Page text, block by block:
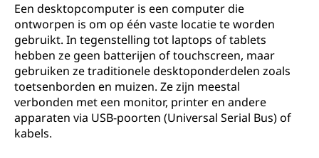
Een desktopcomputer is een computer die
ontworpen is om op één vaste locatie te worden
gebruikt. In tegenstelling tot laptops of tablets
hebben ze geen batterijen of touchscreen, maar
gebruiken ze traditionele desktoponderdelen zoals
toetsenborden en muizen. Ze zijn meestal
verbonden met een monitor, printer en andere
apparaten via USB-poorten (Universal Serial Bus) of
kabels.